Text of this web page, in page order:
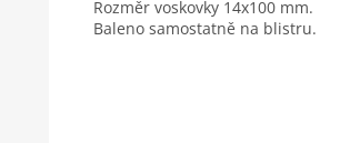
Rozměr voskovky 14x100 mm.
Baleno samostatně na blistru.